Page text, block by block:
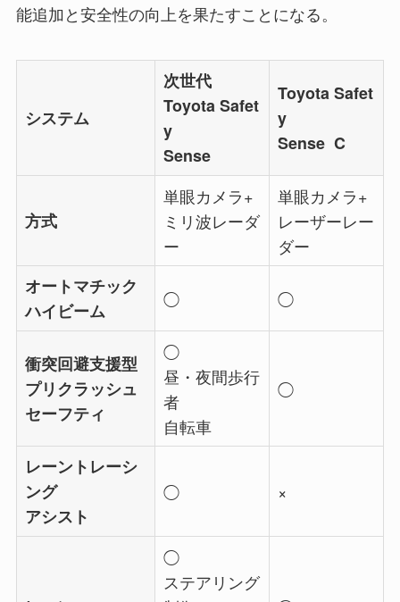
能追加と安全性の向上を果たすことになる。
システム
次世代
Toyota Safet
y
Sense
Toyota Safet
y
Sense C
方式
単眼カメラ+
ミリ波レーダ
ー
単眼カメラ+
レーザーレー
ダー
オートマチック
ハイビーム
◯ ◯
衝突回避支援型
プリクラッシュ
セーフティ
◯
昼・夜間歩行
者
自転車
◯
レーントレーシ
ング
アシスト
◯ ×
◯
ステアリング